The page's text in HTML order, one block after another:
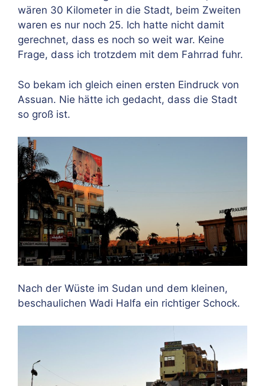
wären 30 Kilometer in die Stadt, beim Zweiten
waren es nur noch 25. Ich hatte nicht damit
gerechnet, dass es noch so weit war. Keine
Frage, dass ich trotzdem mit dem Fahrrad fuhr.
So bekam ich gleich einen ersten Eindruck von
Assuan. Nie hätte ich gedacht, dass die Stadt
so groß ist.
Nach der Wüste im Sudan und dem kleinen,
beschaulichen Wadi Halfa ein richtiger Schock.